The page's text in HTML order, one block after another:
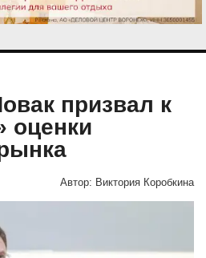
призвал к
оценки
Автор: Виктория Коробкина